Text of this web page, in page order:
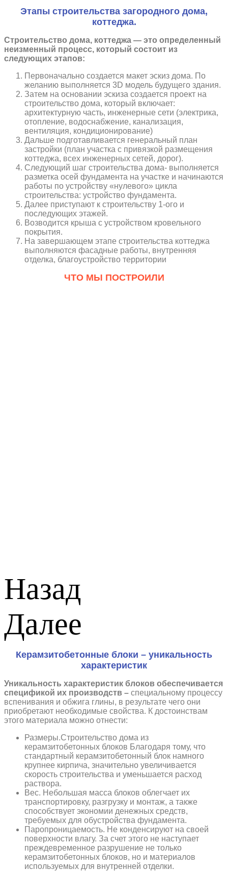
Этапы строительства загородного дома,
коттеджа.
Строительство дома, коттеджа — это определенный
неизменный процесс, который состоит из
следующих этапов:
Первоначально создается макет эскиз дома. По
желанию выполняется 3D модель будущего здания.
Затем на основании эскиза создается проект на
строительство дома, который включает:
архитектурную часть, инженерные сети (электрика,
отопление, водоснабжение, канализация,
вентиляция, кондиционирование)
Дальше подготавливается генеральный план
застройки (план участка с привязкой размещения
коттеджа, всех инженерных сетей, дорог).
Следующий шаг строительства дома- выполняется
разметка осей фундамента на участке и начинаются
работы по устройству «нулевого» цикла
строительства: устройство фундамента.
Далее приступают к строительству 1-ого и
последующих этажей.
Возводится крыша с устройством кровельного
покрытия.
На завершающем этапе строительства коттеджа
выполняются фасадные работы, внутренняя
отделка, благоустройство территории
ЧТО МЫ ПОСТРОИЛИ
Назад
Далее
Керамзитобетонные блоки – уникальность
характеристик
Уникальность характеристик блоков обеспечивается
спецификой их производств – специальному процессу
вспенивания и обжига глины, в результате чего они
приобретают необходимые свойства. К достоинствам
этого материала можно отнести:
Размеры.Строительство дома из
керамзитобетонных блоков Благодаря тому, что
стандартный керамзитобетонный блок намного
крупнее кирпича, значительно увеличивается
скорость строительства и уменьшается расход
раствора.
Вес. Небольшая масса блоков облегчает их
транспортировку, разгрузку и монтаж, а также
способствует экономии денежных средств,
требуемых для обустройства фундамента.
Паропроницаемость. Не конденсируют на своей
поверхности влагу. За счет этого не наступает
преждевременное разрушение не только
керамзитобетонных блоков, но и материалов
используемых для внутренней отделки.